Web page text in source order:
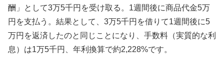
酬」として3万5千円を受け取る。1週間後に商品代金5万
円を支払う。結果として、3万5千円を借りて1週間後に5
万円を返済したのと同じことになり、手数料（実質的な利
息）は1万5千円、年利換算で約2,228%です。